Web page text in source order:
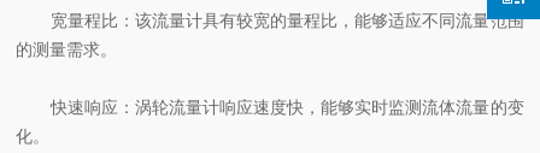
宽量程比：该流量计具有较宽的量程比，能够适应不同流量范围
的测量需求。
快速响应：涡轮流量计响应速度快，能够实时监测流体流量的变
化。